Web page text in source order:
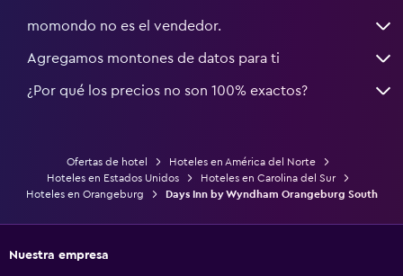
momondo no es el vendedor.
Agregamos montones de datos para ti
¿Por qué los precios no son 100% exactos?
Ofertas de hotel
Hoteles en América del Norte
Hoteles en Estados Unidos
Hoteles en Carolina del Sur
Hoteles en Orangeburg
Days Inn by Wyndham Orangeburg South
Nuestra empresa